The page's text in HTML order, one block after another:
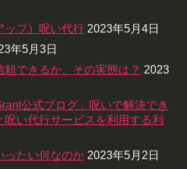
ップ）呪い代行 2023年5月4日
年5月3日
できるか、その実態は？ 2023
公式ブログ」呪いで解決でき
呪い代行サービスを利用する利
ったい何なのか 2023年5月2日